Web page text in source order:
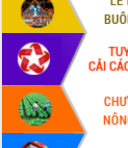
Xây dựng nông thôn mới: Nâng cao đời
sống người dân từ những mô hình thiết
Quyết liệt tháo gỡ vướng mắc, đẩy
nhanh tiến độ các dự án trọng điểm
trong Khu kinh tế Nam Phú Yên
Hòn Yến phát triển du lịch gắn với bảo
Lấy ý kiến điều chỉnh Quy hoạch tỉnh
Đắk Lắk thời kỳ 2021-2030, tầm nhìn
đến năm 2050
Phát động chiến dịch 30 ngày đêm
giải phóng mặt bằng Tuyến đường bộ
ven biển